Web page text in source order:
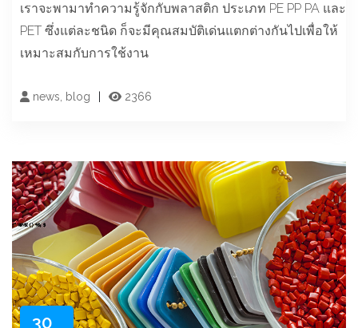
เราจะพามาทำความรู้จักกับพลาสติก ประเภท PE PP PA และ
PET ซึ่งแต่ละชนิด ก็จะมีคุณสมบัติเด่นแตกต่างกันไปเพื่อให้
เหมาะสมกับการใช้งาน
news, blog 2366
30